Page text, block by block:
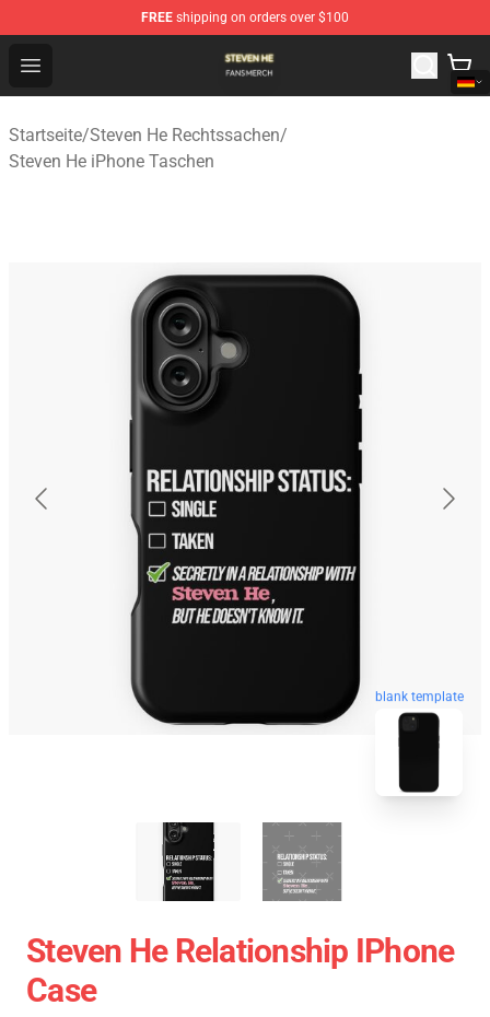
FREE shipping on orders over $100
Open menu
Steven He Shop - Official Steven He Merchandise Store
Startseite/Steven He Rechtssachen/
Steven He iPhone Taschen
blank template
Steven He Relationship IPhone
Case